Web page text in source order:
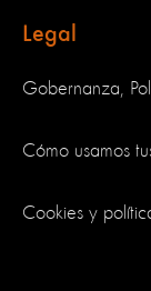
Legal
Gobernanza,
Cómo usamos
Cookies y